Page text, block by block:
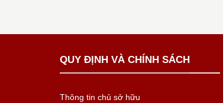
QUY ĐỊNH VÀ CHÍNH SÁCH
Thông tin chủ sở hữu